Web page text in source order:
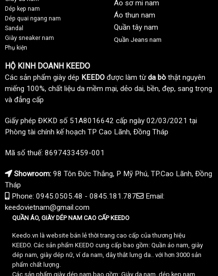
Dép kẹp nam
Dép quai ngang nam
Sandal
Giày sneaker nam
Phụ kiện
Áo sơ mi nam
Áo thun nam
Quần tây nam
Quần Jeans nam
HỘ KINH DOANH KEEDO
Các sản phẩm giày dép KEEDO được làm từda bò thật nguyên
miếng 100%, chất liệu da mềm mại, dẻo dai, bền, đẹp, sang trọng
và đẳng cấp
Giấy phép ĐKKD số 51A8016642 cấp ngày 02/03/2021 tại
Phòng tài chính kế hoạch TP Cao Lãnh, Đồng Tháp
Mã số thuế: 8697433459-001
Showroom: 98 Tôn Đức Thắng, P Mỹ Phú, TP.Cao Lãnh, Đồng
Tháp
Phone: 0945.0505.48 - 0845.181.787
Email:
keedovietnam@gmail.com
QUẦN ÁO, GIÀY DÉP NAM CAO CẤP KEEDO
Keedo.vn là website bán lẻ thời trang cao cấp của thương hiệu
KEEDO. Các sản phẩm KEEDO cung cấp bao gồm: Quần áo nam, giày
dép nam, giày dép nữ, ví da nam, dây thắt lưng da.. với hơn 3000 sản
phẩm chất lượng.
Các sản phẩm giày dép nam bao gồm: Giày da nam, dép kẹp nam,